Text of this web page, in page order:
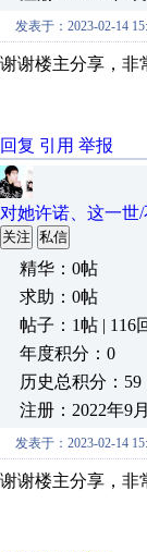
发表于：2023-02-14
谢谢楼主分享，非
回复 引用 举报
对她许诺、这一世
关注 私信
精华：0帖
求助：0帖
帖子：1帖 | 116
年度积分：0
历史总积分：59
注册：2022年9
发表于：2023-02-14
谢谢楼主分享，非